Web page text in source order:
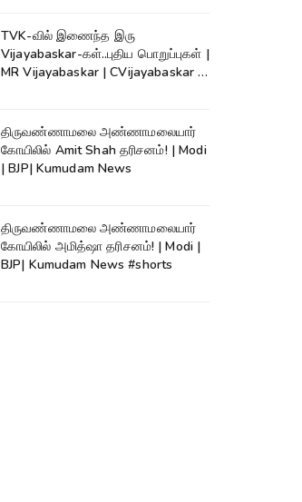
TVK-வில் இணைந்த இரு
Vijayabaskar-கள்..புதிய பொறுப்புகள் |
MR Vijayabaskar | CVijayabaskar |
திருவண்ணாமலை அண்ணாமலையார்
கோயிலில் Amit Shah தரிசனம்! | Modi
| BJP| Kumudam News
திருவண்ணாமலை அண்ணாமலையார்
கோயிலில் அமித்ஷா தரிசனம்! | Modi |
BJP| Kumudam News #shorts